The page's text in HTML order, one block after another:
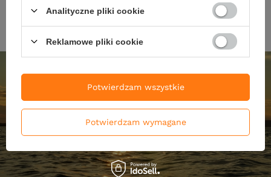
Analityczne pliki cookie
Reklamowe pliki cookie
Potwierdzam wymagane
Potwierdzam wszystkie